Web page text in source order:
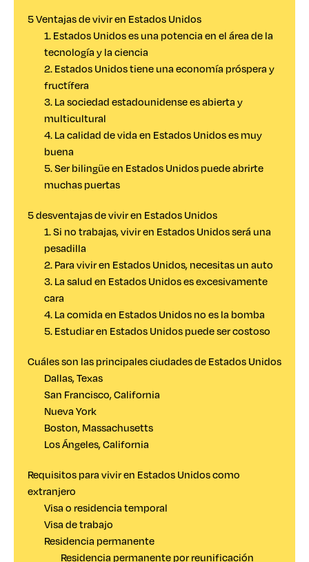
5 Ventajas de vivir en Estados Unidos
1. Estados Unidos es una potencia en el área de la
tecnología y la ciencia
2. Estados Unidos tiene una economía próspera y
fructífera
3. La sociedad estadounidense es abierta y
multicultural
4. La calidad de vida en Estados Unidos es muy
buena
5. Ser bilingüe en Estados Unidos puede abrirte
muchas puertas
5 desventajas de vivir en Estados Unidos
1. Si no trabajas, vivir en Estados Unidos será una
pesadilla
2. Para vivir en Estados Unidos, necesitas un auto
3. La salud en Estados Unidos es excesivamente
cara
4. La comida en Estados Unidos no es la bomba
5. Estudiar en Estados Unidos puede ser costoso
Cuáles son las principales ciudades de Estados Unidos
Dallas, Texas
San Francisco, California
Nueva York
Boston, Massachusetts
Los Ángeles, California
Requisitos para vivir en Estados Unidos como
extranjero
Visa o residencia temporal
Visa de trabajo
Residencia permanente
Residencia permanente por reunificación